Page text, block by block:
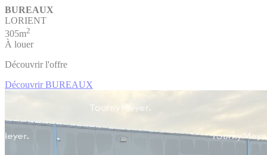
BUREAUX
LORIENT
305m2
À louer
Découvrir l'offre
Découvrir BUREAUX